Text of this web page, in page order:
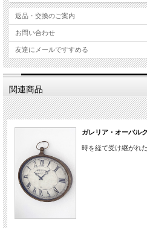
返品・交換のご案内
お問い合わせ
友達にメールですすめる
関連商品
ガレリア・オーバル
時を経て受け継がれ